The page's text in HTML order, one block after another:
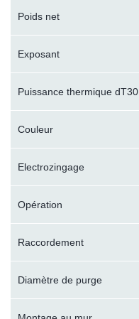
Poids net
Exposant
Puissance thermique dT30
Couleur
Electrozingage
Opération
Raccordement
Diamètre de purge